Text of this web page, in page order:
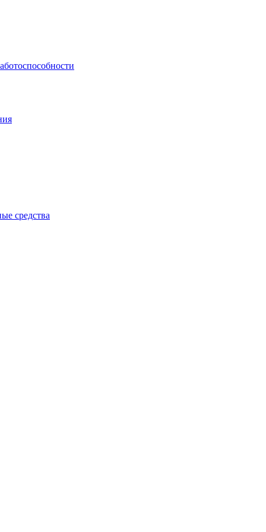
средства